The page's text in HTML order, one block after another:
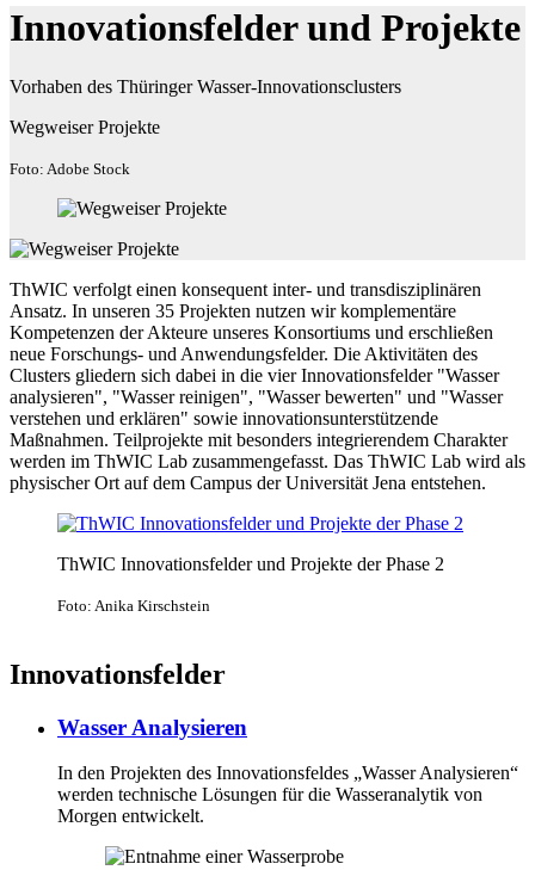
Innovationsfelder und Projekte
Vorhaben des Thüringer Wasser-Innovationsclusters
Wegweiser Projekte
Foto: Adobe Stock
ThWIC verfolgt einen konsequent inter- und transdisziplinären
Ansatz. In unseren 35 Projekten nutzen wir komplementäre
Kompetenzen der Akteure unseres Konsortiums und erschließen
neue Forschungs- und Anwendungsfelder. Die Aktivitäten des
Clusters gliedern sich dabei in die vier Innovationsfelder "Wasser
analysieren", "Wasser reinigen", "Wasser bewerten" und "Wasser
verstehen und erklären" sowie innovationsunterstützende
Maßnahmen. Teilprojekte mit besonders integrierendem Charakter
werden im ThWIC Lab zusammengefasst. Das ThWIC Lab wird als
physischer Ort auf dem Campus der Universität Jena entstehen.
ThWIC Innovationsfelder und Projekte der Phase 2
Foto: Anika Kirschstein
Innovationsfelder
Wasser Analysieren
In den Projekten des Innovationsfeldes „Wasser Analysieren“
werden technische Lösungen für die Wasseranalytik von
Morgen entwickelt.